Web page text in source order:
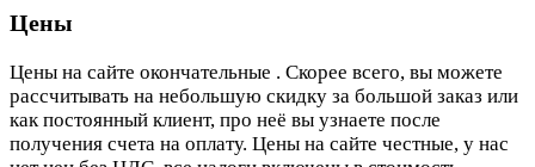
Цены
Цены на сайте окончательные . Скорее всего, вы можете
рассчитывать на небольшую скидку за большой заказ или
как постоянный клиент, про неё вы узнаете после
получения счета на оплату. Цены на сайте честные, у нас